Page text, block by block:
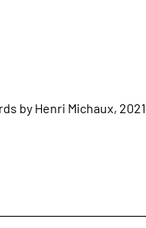
by Henri Michaux, 2021